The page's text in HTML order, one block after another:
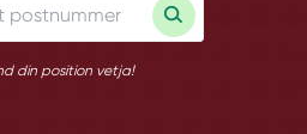
din position vetja!